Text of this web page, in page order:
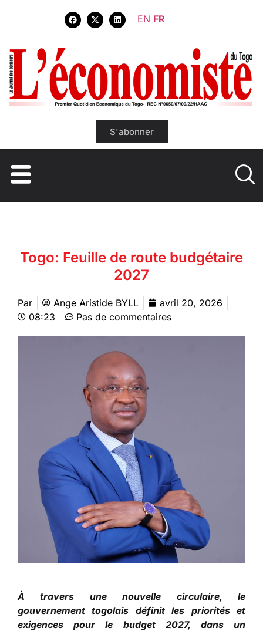
EN FR
S'abonner
Togo: Feuille de route budgétaire
2027
Par Ange Aristide BYLL
avril 20, 2026
08:23
Pas de commentaires
À travers une nouvelle circulaire, le
gouvernement togolais définit les priorités et
exigences pour le budget 2027, dans un